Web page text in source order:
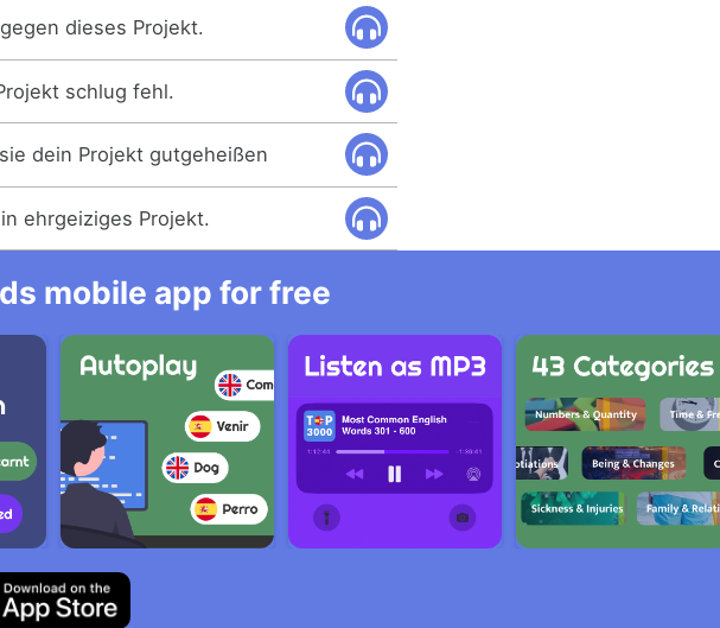
dieses Projekt.
schlug fehl.
dein Projekt gutgeheißen
ehrgeiziges Projekt.
mobile app for free